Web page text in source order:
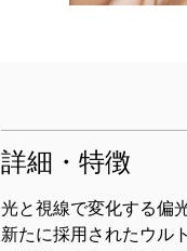
詳細・特徴
光と視線で変化する偏
新たに採用されたウル